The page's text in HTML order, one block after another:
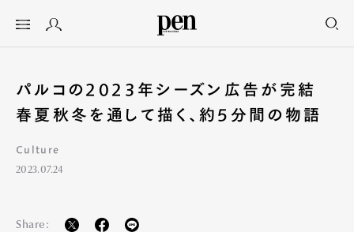
パルコの2023年シーズン広告が完結
春夏秋冬を通して描く、約5分間の物語
Culture
2023.07.24
Share: